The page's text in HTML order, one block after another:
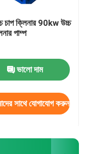
চাপ ক্লিনার 90kw উচ্চ
পাম্প
ভালো দাম
সাথে যোগাযোগ করুন